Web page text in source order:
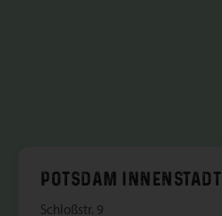
POTSDAM INNENSTADT
Schloßstr. 9